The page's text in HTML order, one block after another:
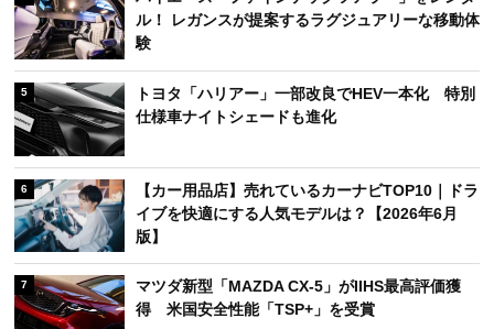
ル！ レガンスが提案するラグジュアリーな移動体
験
5
トヨタ「ハリアー」一部改良でHEV一本化 特別
仕様車ナイトシェードも進化
6
【カー用品店】売れているカーナビTOP10｜ドラ
イブを快適にする人気モデルは？【2026年6月
版】
7
マツダ新型「MAZDA CX-5」がIIHS最高評価獲
得 米国安全性能「TSP+」を受賞